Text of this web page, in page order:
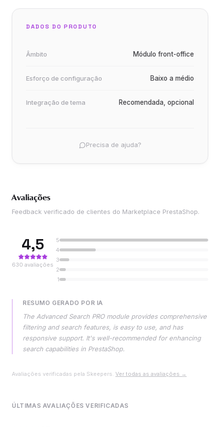
DADOS DO PRODUTO
Âmbito Módulo front-office
Esforço de configuração Baixo a médio
Integração de tema Recomendada, opcional
Precisa de ajuda?
Avaliações
Feedback verificado de clientes do Marketplace PrestaShop.
4,5
630 avaliações
5
4
3
2
1
RESUMO GERADO POR IA
The Advanced Search PRO module provides comprehensive
filtering and search features, is easy to use, and has
responsive support. It's well-recommended for enhancing
search capabilities in PrestaShop.
Avaliações verificadas pela Skeepers. Ver todas as avaliações →
ÚLTIMAS AVALIAÇÕES VERIFICADAS